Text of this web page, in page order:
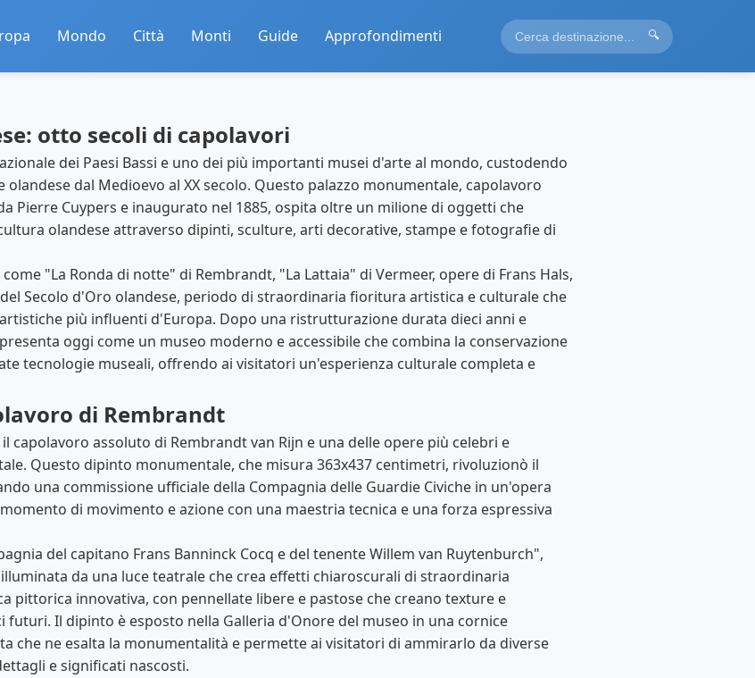
Mondo Città Monti Guide Approfondimenti 🔍
otto secoli di capolavori
dei Paesi Bassi e uno dei più importanti musei d'arte al mondo, custodendo
dal Medioevo al XX secolo. Questo palazzo monumentale, capolavoro
Pierre Cuypers e inaugurato nel 1885, ospita oltre un milione di oggetti che
olandese attraverso dipinti, sculture, arti decorative, stampe e fotografie di
"La Ronda di notte" di Rembrandt, "La Lattaia" di Vermeer, opere di Frans Hals,
Secolo d'Oro olandese, periodo di straordinaria fioritura artistica e culturale che
più influenti d'Europa. Dopo una ristrutturazione durata dieci anni e
oggi come un museo moderno e accessibile che combina la conservazione
tecnologie museali, offrendo ai visitatori un'esperienza culturale completa e
di Rembrandt
capolavoro assoluto di Rembrandt van Rijn e una delle opere più celebri e
Questo dipinto monumentale, che misura 363x437 centimetri, rivoluzionò il
una commissione ufficiale della Compagnia delle Guardie Civiche in un'opera
di movimento e azione con una maestria tecnica e una forza espressiva
del capitano Frans Banninck Cocq e del tenente Willem van Ruytenburch",
da una luce teatrale che crea effetti chiaroscurali di straordinaria
pittorica innovativa, con pennellate libere e pastose che creano texture e
Il dipinto è esposto nella Galleria d'Onore del museo in una cornice
che ne esalta la monumentalità e permette ai visitatori di ammirarlo da diverse
e significati nascosti.